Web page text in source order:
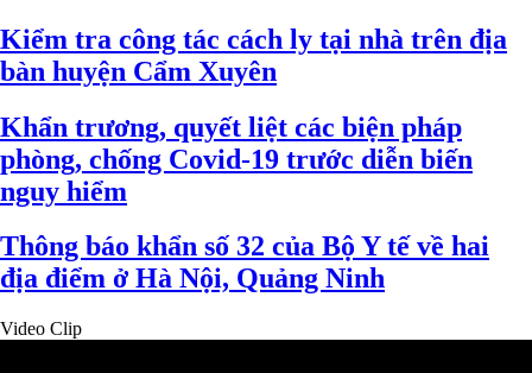
Kiểm tra công tác cách ly tại nhà trên địa
bàn huyện Cẩm Xuyên
Khẩn trương, quyết liệt các biện pháp
phòng, chống Covid-19 trước diễn biến
nguy hiểm
Thông báo khẩn số 32 của Bộ Y tế về hai
địa điểm ở Hà Nội, Quảng Ninh
Video Clip